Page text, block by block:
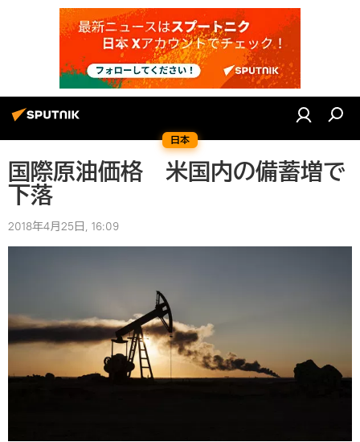
日本
国際原油価格 米国内の備蓄増で
下落
2018年4月25日, 16:09